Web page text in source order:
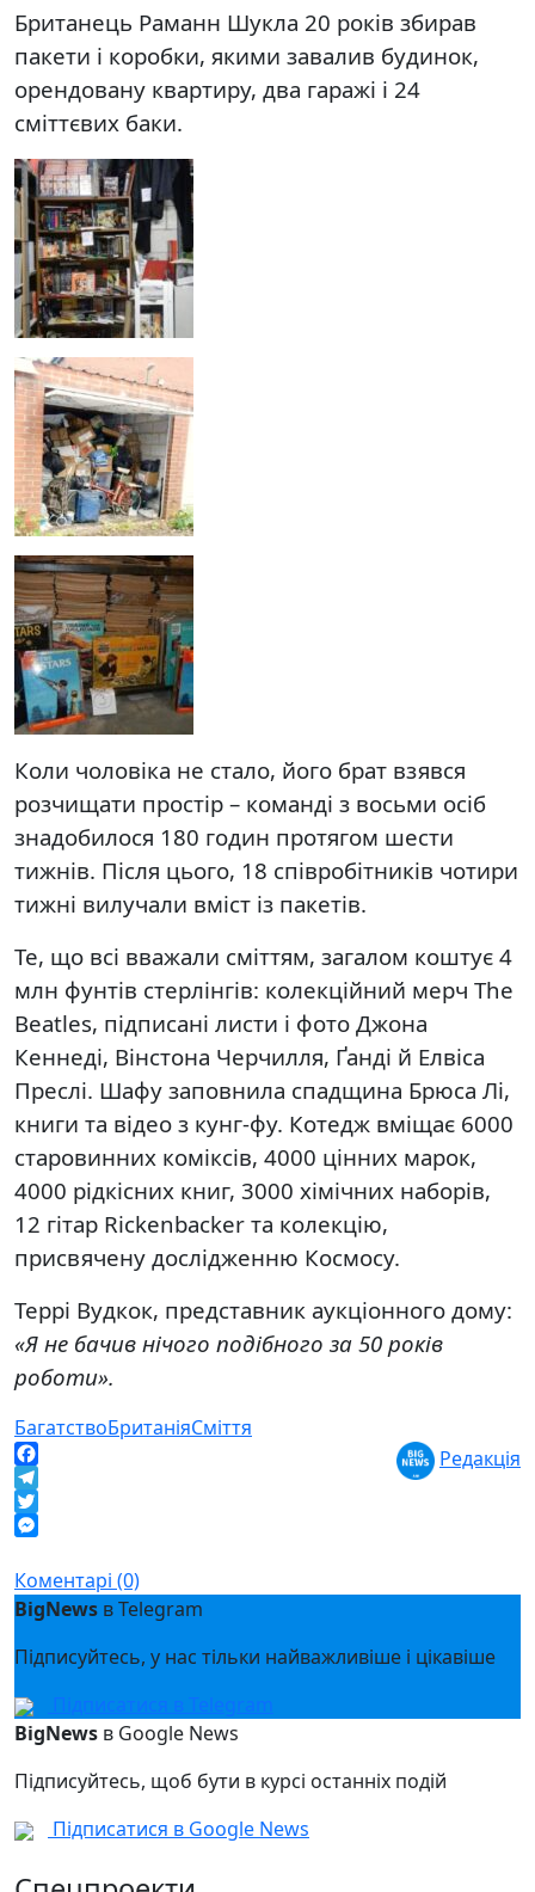
Британець Раманн Шукла 20 років збирав
пакети і коробки, якими завалив будинок,
орендовану квартиру, два гаражі і 24
сміттєвих баки.
Коли чоловіка не стало, його брат взявся
розчищати простір – команді з восьми осіб
знадобилося 180 годин протягом шести
тижнів. Після цього, 18 співробітників чотири
тижні вилучали вміст із пакетів.
Те, що всі вважали сміттям, загалом коштує 4
млн фунтів стерлінгів: колекційний мерч The
Beatles, підписані листи і фото Джона
Кеннеді, Вінстона Черчилля, Ґанді й Елвіса
Преслі. Шафу заповнила спадщина Брюса Лі,
книги та відео з кунг-фу. Котедж вміщає 6000
старовинних коміксів, 4000 цінних марок,
4000 рідкісних книг, 3000 хімічних наборів,
12 гітар Rickenbacker та колекцію,
присвячену дослідженню Космосу.
Террі Вудкок, представник аукціонного дому:
«Я не бачив нічого подібного за 50 років
роботи».
БагатствоБританіяСміття
Facebook
Telegram
Twitter
Редакція
Коментарі (0)
BigNews в Telegram
Підписуйтесь, у нас тільки найважливіше і цікавіше
Підписатися в Telegram
BigNews в Google News
Підписуйтесь, щоб бути в курсі останніх подій
Підписатися в Google News